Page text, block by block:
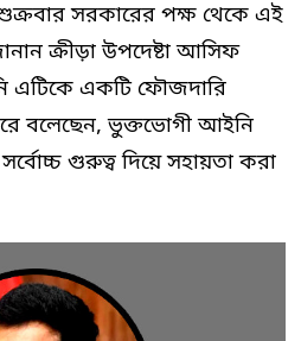
সরকারের পক্ষ থেকে এই
ক্রীড়া উপদেষ্টা আসিফ
এটিকে একটি ফৌজদারি
বলেছেন, ভুক্তভোগী আইনি
গুরুত্ব দিয়ে সহায়তা করা